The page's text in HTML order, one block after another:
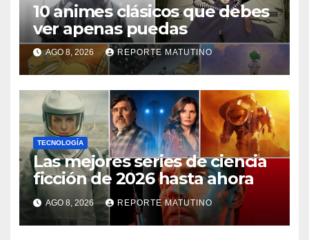
10 animes clásicos que debes
ver apenas puedas
AGO 8, 2026 REPORTE MATUTINO
TECNOLOGÍA
Las mejores series de ciencia
ficción de 2026 hasta ahora
AGO 8, 2026 REPORTE MATUTINO